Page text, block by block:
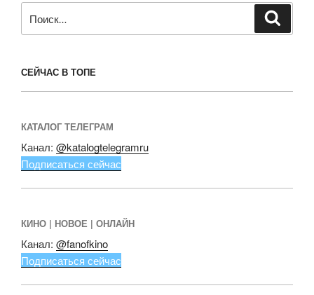
СЕЙЧАС В ТОПЕ
КАТАЛОГ ТЕЛЕГРАМ
Канал: @katalogtelegramru
Подписаться сейчас
КИНО | НОВОЕ | ОНЛАЙН
Канал: @fanofkino
Подписаться сейчас